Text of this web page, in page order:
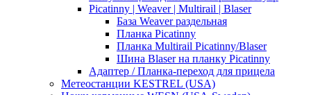
Picatinny | Weaver | Multirail | Blaser
База Weaver раздельная
Планка Picatinny
Планка Multirail Picatinny/Blaser
Шина Blaser на планку Picatinny
Адаптер / Планка-переход для прицела
Метеостанции KESTREL (USA)